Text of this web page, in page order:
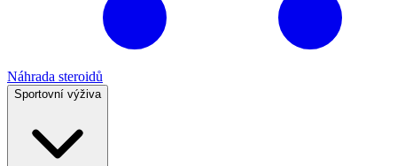
Náhrada steroidů
Sportovní výživa